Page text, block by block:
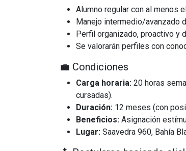
Alumno regular con al menos
Manejo intermedio/avanzado
Perfil organizado, proactivo y
Se valorarán perfiles con
💼 Condiciones
Carga horaria: 20 horas
cursadas).
Duración: 12 meses (con
Beneficios: Asignación
Lugar: Saavedra 960, Bahía